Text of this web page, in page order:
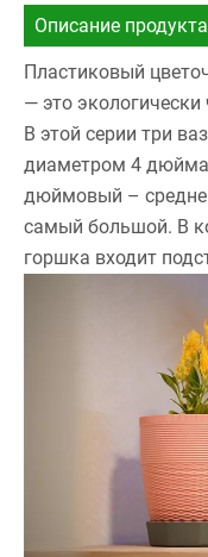
Описание продукта
Пластиковый
— это
В этой серии три
диаметром 4
дюймовый –
самый большой. В
горшка входит